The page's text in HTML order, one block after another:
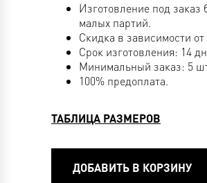
Изготовление под заказ
малых партий.
Скидка в зависимости
Срок изготовления: 14
Минимальный заказ: 5
100% предоплата.
ТАБЛИЦА РАЗМЕРОВ